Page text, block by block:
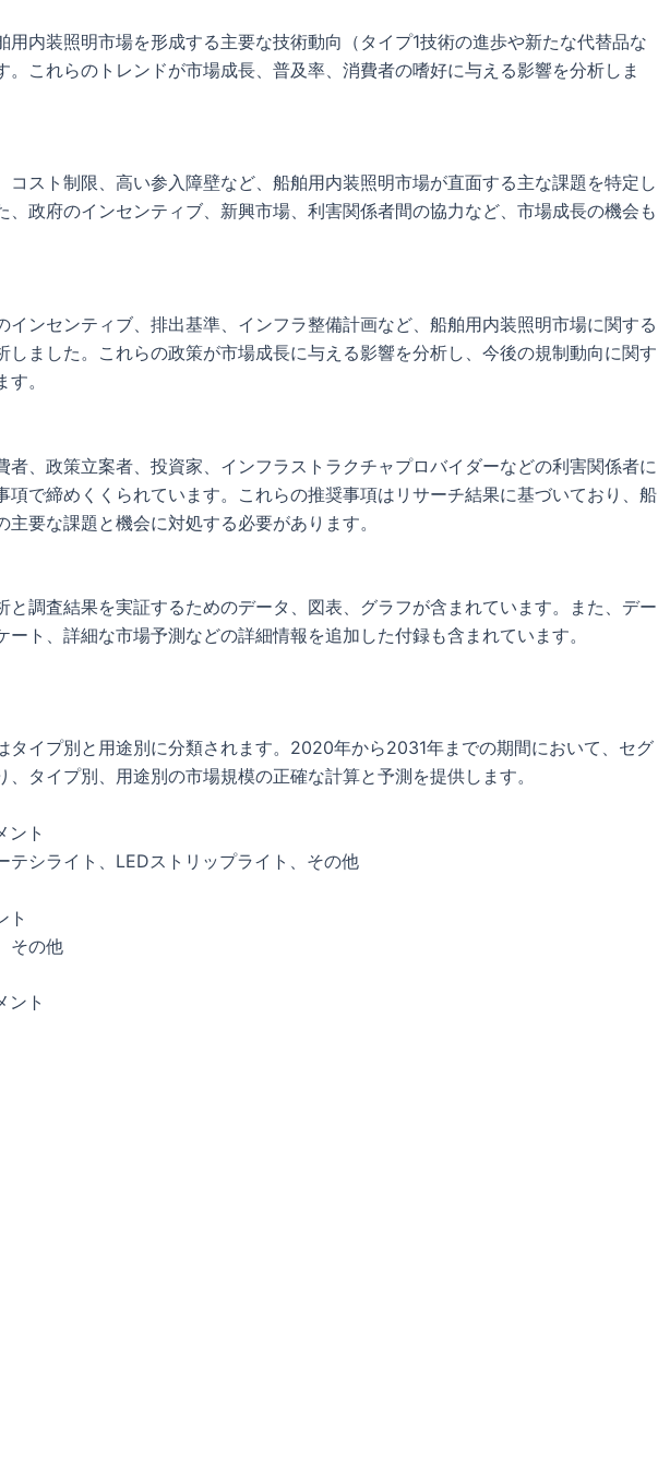
用内装照明市場を形成する主要な技術動向（タイプ1技術の進歩や新たな代替品な
。これらのトレンドが市場成長、普及率、消費者の嗜好に与える影響を分析しま
コスト制限、高い参入障壁など、船舶用内装照明市場が直面する主な課題を特定し
、政府のインセンティブ、新興市場、利害関係者間の協力など、市場成長の機会も
インセンティブ、排出基準、インフラ整備計画など、船舶用内装照明市場に関する
しました。これらの政策が市場成長に与える影響を分析し、今後の規制動向に関す
。
者、政策立案者、投資家、インフラストラクチャプロバイダーなどの利害関係者に
項で締めくくられています。これらの推奨事項はリサーチ結果に基づいており、船
要な課題と機会に対処する必要があります。
と調査結果を実証するためのデータ、図表、グラフが含まれています。また、デー
ート、詳細な市場予測などの詳細情報を追加した付録も含まれています。
タイプ別と用途別に分類されます。2020年から2031年までの期間において、セグ
、タイプ別、用途別の市場規模の正確な計算と予測を提供します。
ント
テシライト、LEDストリップライト、その他
ト
その他
ント